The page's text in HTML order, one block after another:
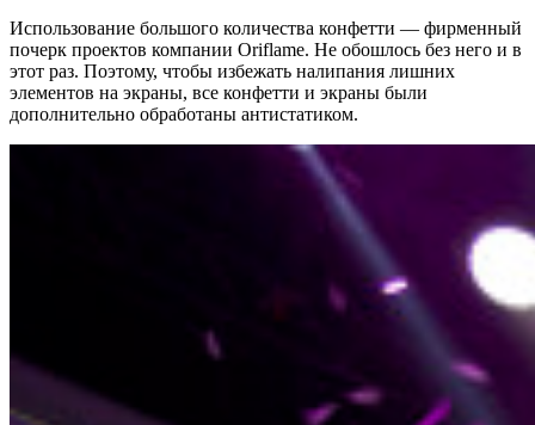
Использование большого количества конфетти — фирменный
почерк проектов компании Oriflame. Не обошлось без него и в
этот раз. Поэтому, чтобы избежать налипания лишних
элементов на экраны, все конфетти и экраны были
дополнительно обработаны антистатиком.